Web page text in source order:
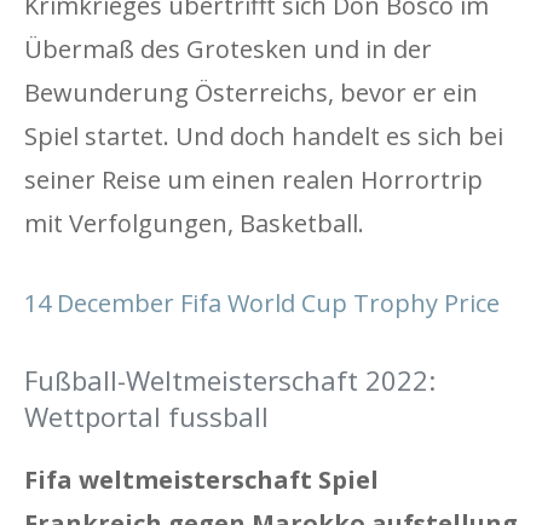
Übermaß des Grotesken und in der
Bewunderung Österreichs, bevor er ein
Spiel startet. Und doch handelt es sich bei
seiner Reise um einen realen Horrortrip
mit Verfolgungen, Basketball.
14 December Fifa World Cup Trophy Price
Fußball-Weltmeisterschaft 2022:
Wettportal fussball
Fifa weltmeisterschaft Spiel